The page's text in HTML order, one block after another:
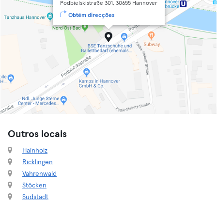
Podbielskistraße 301, 30655 Hannover
Obtém direcções
Outros locais
Hainholz
Ricklingen
Vahrenwald
Stöcken
Südstadt